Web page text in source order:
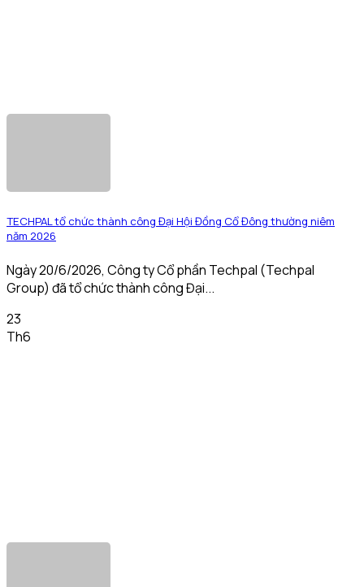
TECHPAL tổ chức thành công Đại Hội Đồng Cổ Đông thường niêm
năm 2026
Ngày 20/6/2026, Công ty Cổ phần Techpal (Techpal
Group) đã tổ chức thành công Đại...
23
Th6